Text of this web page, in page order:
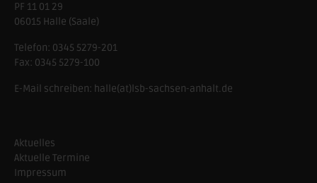
PF 11 01 29
06015 Halle (Saale)
Telefon: 0345 5279-201
Fax: 0345 5279-100
E-Mail schreiben: halle(at)lsb-sachsen-anhalt.de
Aktuelles
Aktuelle Termine
Impressum